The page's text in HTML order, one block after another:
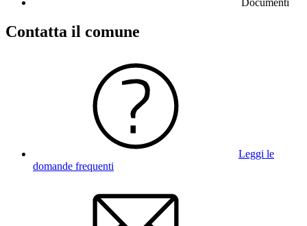
Documenti
Contatta il comune
Leggi le
domande frequenti